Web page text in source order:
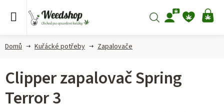
Hledat
Domů Kuřácké potřeby Zapalovače
Clipper zapalovač Spring
Terror 3